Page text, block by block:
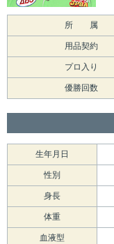
所 属
用品契約
プロ入り
優勝回数
生年月日
性別
身長
体重
血液型